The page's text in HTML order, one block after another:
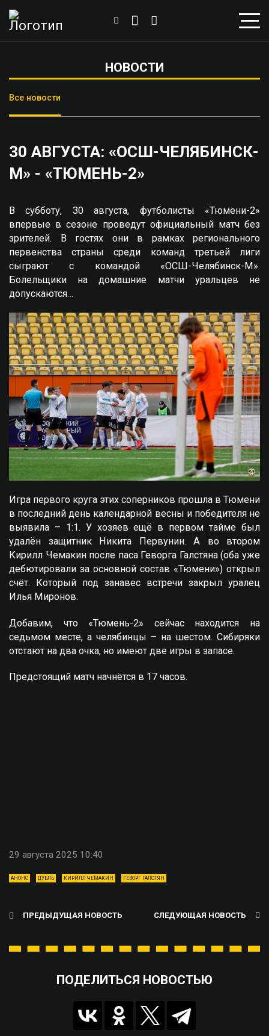
НОВОСТИ
Все новости
30 АВГУСТА: «ОСШ-ЧЕЛЯБИНСК-
М» - «ТЮМЕНЬ-2»
В субботу, 30 августа, футболисты «Тюмени-2»
впервые в сезоне проведут официальный матч без
зрителей. В гостях они в рамках регионального
первенства страны среди команд третьей лиги
сыграют с командой «ОСШ-Челябинск-М».
Болельщики на домашние матчи уральцев не
допускаются…
Игра первого круга этих соперников прошла в Тюмени
в последний день календарной весны и победителя не
выявила – 1:1. У хозяев ещё в первом тайме был
удалён защитник Никита Первунин. А во втором
Кирилл Чемакин после паса Геворга Галстяна (оба уже
дебютировали за основной состав «Тюмени») открыл
счёт. Который под занавес встречи закрыл уралец
Илья Миронов.
Добавим, что «Тюмень-2» сейчас находится на
седьмом месте, а челябинцы – на шестом. Сибиряки
отстают на два очка, но имеют две игры в запасе.
Предстоящий матч начнётся в 17 часов.
29 августа 2025 10:40
АНОНС ДУБЛЬ КИРИЛЛ ЧЕМАКИН ГЕВОРГ ГАЛСТЯН
ПРЕДЫДУЩАЯ НОВОСТЬ СЛЕДУЮЩАЯ НОВОСТЬ
ПОДЕЛИТЬСЯ НОВОСТЬЮ